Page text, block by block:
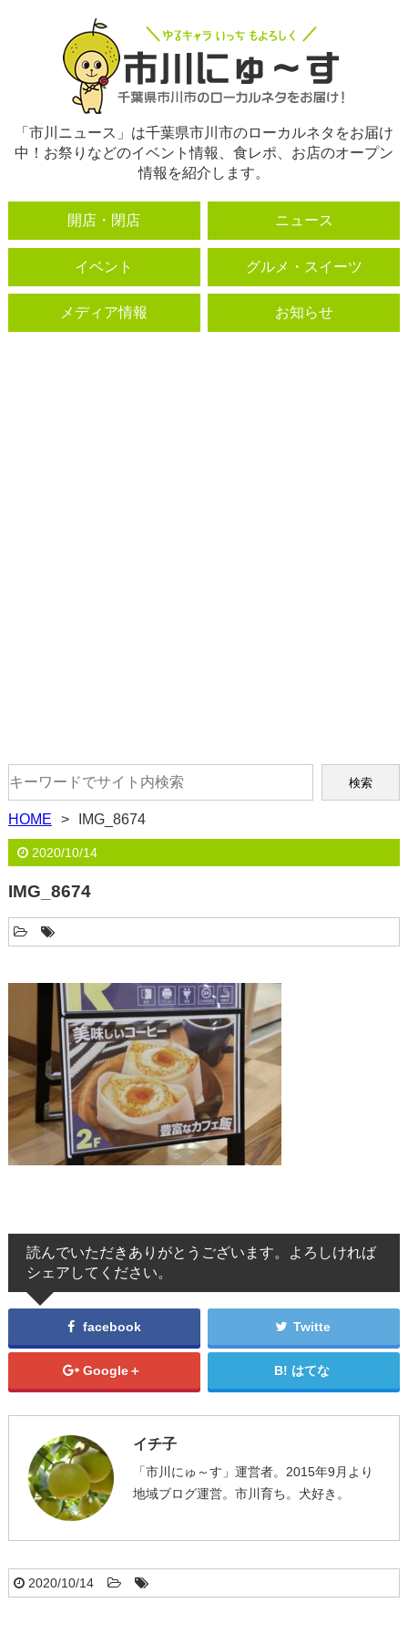
「市川ニュース」は千葉県市川市のローカルネタをお届け
中！お祭りなどのイベント情報、食レポ、お店のオープン
情報を紹介します。
開店・閉店 ニュース
イベント グルメ・スイーツ
メディア情報 お知らせ
HOME IMG_8674
2020/10/14
IMG_8674
読んでいただきありがとうございます。よろしければ
シェアしてください。
facebook Twitte
Google＋ はてな
イチ子
「市川にゅ～す」運営者。2015年9月より
地域ブログ運営。市川育ち。犬好き。
2020/10/14